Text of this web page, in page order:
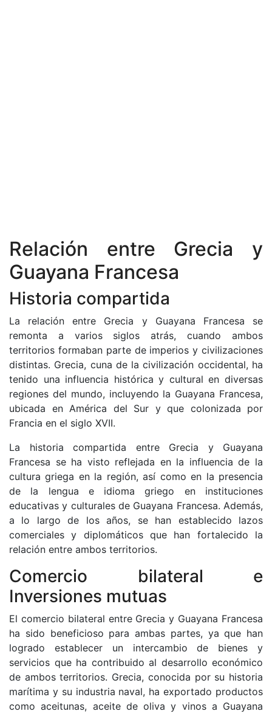
Relación entre Grecia y
Guayana Francesa
Historia compartida
La relación entre Grecia y Guayana Francesa se
remonta a varios siglos atrás, cuando ambos
territorios formaban parte de imperios y civilizaciones
distintas. Grecia, cuna de la civilización occidental, ha
tenido una influencia histórica y cultural en diversas
regiones del mundo, incluyendo la Guayana Francesa,
ubicada en América del Sur y que colonizada por
Francia en el siglo XVII.
La historia compartida entre Grecia y Guayana
Francesa se ha visto reflejada en la influencia de la
cultura griega en la región, así como en la presencia
de la lengua e idioma griego en instituciones
educativas y culturales de Guayana Francesa. Además,
a lo largo de los años, se han establecido lazos
comerciales y diplomáticos que han fortalecido la
relación entre ambos territorios.
Comercio bilateral e
Inversiones mutuas
El comercio bilateral entre Grecia y Guayana Francesa
ha sido beneficioso para ambas partes, ya que han
logrado establecer un intercambio de bienes y
servicios que ha contribuido al desarrollo económico
de ambos territorios. Grecia, conocida por su historia
marítima y su industria naval, ha exportado productos
como aceitunas, aceite de oliva y vinos a Guayana